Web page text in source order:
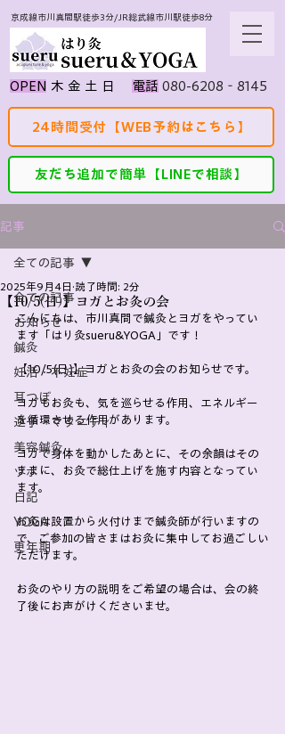
京成線市川真間駅徒歩3分/JR総武線市川駅徒歩8分
​OPEN ​木 金 土 日 ​電話 080-6208‐8145
24時間受付【WEB予約はこちら】
友だち追加で簡単【LINEで相談】
記事
全ての記事
お知らせ
鍼灸
妊活・不妊症
耳つぼ
逆子・マタニティ
美容鍼灸
ツボ
日記
YOGA
更年期
全ての記事
【10/5(日)】ヨガとお灸の会
2025年9月4日 読了時間: 2分
こんにちは、市川真間で鍼灸とヨガをやってい
ます「はり灸sueru&YOGA」です！
【10/5(日)】ヨガとお灸の会のお知らせです。
ヨガもお灸も、気を巡らせる作用、エネルギー
を循環させる作用があります。
ヨガで身体を動かしたあとに、その余韻はその
ままに、お灸で総仕上げを施す内容となってい
ます。
お灸は設置から火付けまで鍼灸師が行いますの
で、ご参加の皆さまはお灸に集中してお過ごしい
ただけます。
お灸のやり方の説明をご希望の場合は、会の終
了後にお声がけくださいませ。